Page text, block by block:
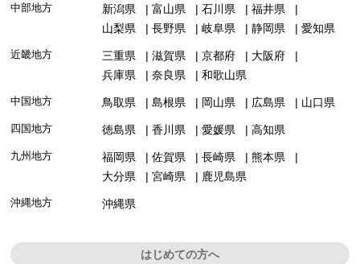
中部地方 新潟県 富山県 石川県
福井県
山梨県
長野県 岐阜県 静岡県 愛知県
近畿地方 三重県 滋賀県 京都府
大阪府
兵庫県
奈良県 和歌山県
中国地方 鳥取県 島根県 岡山県 広島県 山口県
四国地方 徳島県 香川県 愛媛県 高知県
九州地方 福岡県 佐賀県 長崎県
熊本県
大分県
宮崎県 鹿児島県
沖縄地方 沖縄県
はじめての方へ